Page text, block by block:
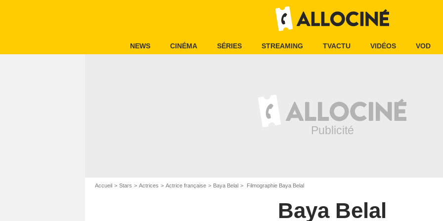
NEWS CINÉMA SÉRIES STREAMING TVACTU VIDÉOS VOD
Accueil Stars Actrices Actrice française Baya Belal Filmographie Baya Belal
Baya Belal